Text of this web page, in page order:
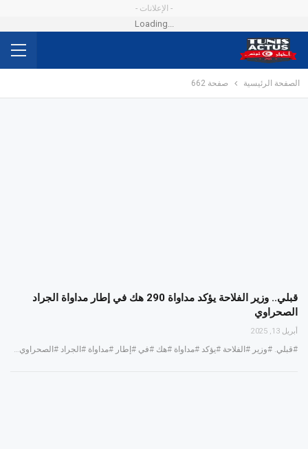
- الإعلانات -
Loading...
الصفحة الرئيسية صفحة 662
قبلي.. وزير الفلاحة يؤكد مداواة 290 هك في إطار مداواة الجراد
الصحراوي
أبريل 13, 2025
#قبلي. #وزير #الفلاحة #يؤكد #مداواة #هك #في #إطار #مداواة #الجراد #الصحراوي…